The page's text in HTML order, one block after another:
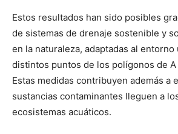
Estos resultados han sido posibles
de sistemas de drenaje sostenible y
en la naturaleza, adaptadas al entorno
distintos puntos de los polígonos de A
Estas medidas contribuyen además a
sustancias contaminantes lleguen a
ecosistemas acuáticos.